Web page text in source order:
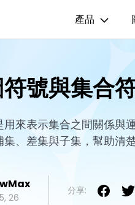
圖表與圖像產品
EdrawMax
EdrawMind
協作式心智圖工具。
夥伴
PDF 解決
產品
EdrawMax
電
網
社區
畫廊
號與集合
用來表示集合之間關係與
集、差集與子集，幫助清
26
分享: